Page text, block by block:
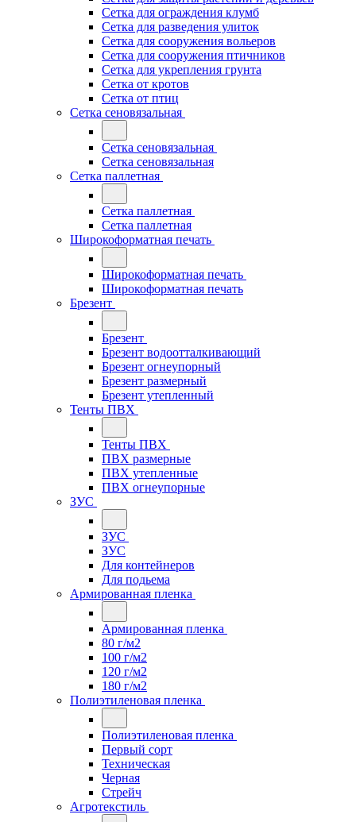
Сетка для ограждения клумб
Сетка для разведения улиток
Сетка для сооружения вольеров
Сетка для сооружения птичников
Сетка для укрепления грунта
Сетка от кротов
Сетка от птиц
Сетка сеновязальная
Сетка сеновязальная
Сетка сеновязальная
Сетка паллетная
Сетка паллетная
Сетка паллетная
Широкоформатная печать
Широкоформатная печать
Широкоформатная печать
Брезент
Брезент
Брезент водоотталкивающий
Брезент огнеупорный
Брезент размерный
Брезент утепленный
Тенты ПВХ
Тенты ПВХ
ПВХ размерные
ПВХ утепленные
ПВХ огнеупорные
ЗУС
ЗУС
ЗУС
Для контейнеров
Для подьема
Армированная пленка
Армированная пленка
80 г/м2
100 г/м2
120 г/м2
180 г/м2
Полиэтиленовая пленка
Полиэтиленовая пленка
Первый сорт
Техническая
Черная
Стрейч
Агротекстиль